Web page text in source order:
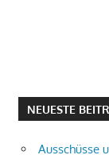
NEUESTE
Ausschüsse